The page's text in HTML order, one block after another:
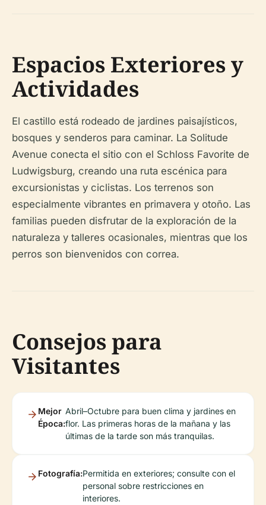
Espacios Exteriores y
Actividades
El castillo está rodeado de jardines paisajísticos,
bosques y senderos para caminar. La Solitude
Avenue conecta el sitio con el Schloss Favorite de
Ludwigsburg, creando una ruta escénica para
excursionistas y ciclistas. Los terrenos son
especialmente vibrantes en primavera y otoño. Las
familias pueden disfrutar de la exploración de la
naturaleza y talleres ocasionales, mientras que los
perros son bienvenidos con correa.
Consejos para
Visitantes
Mejor
Época:
Abril–Octubre para buen clima y jardines en
flor. Las primeras horas de la mañana y las
últimas de la tarde son más tranquilas.
Fotografía:Permitida en exteriores; consulte con el
personal sobre restricciones en
interiores.